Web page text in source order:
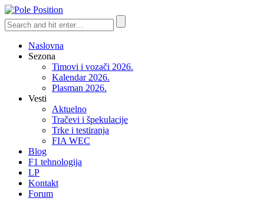
Naslovna
Sezona
Timovi i vozači 2026.
Kalendar 2026.
Plasman 2026.
Vesti
Aktuelno
Tračevi i špekulacije
Trke i testiranja
FIA WEC
Blog
F1 tehnologija
LP
Kontakt
Forum